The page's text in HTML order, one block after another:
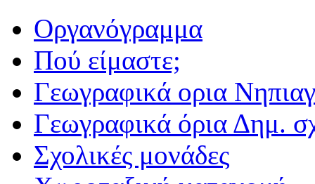
Οργανόγραμμα
Πού είμαστε;
Γεωγραφικά ορια
Γεωγραφικά όρια Δημ.
Σχολικές μονάδες